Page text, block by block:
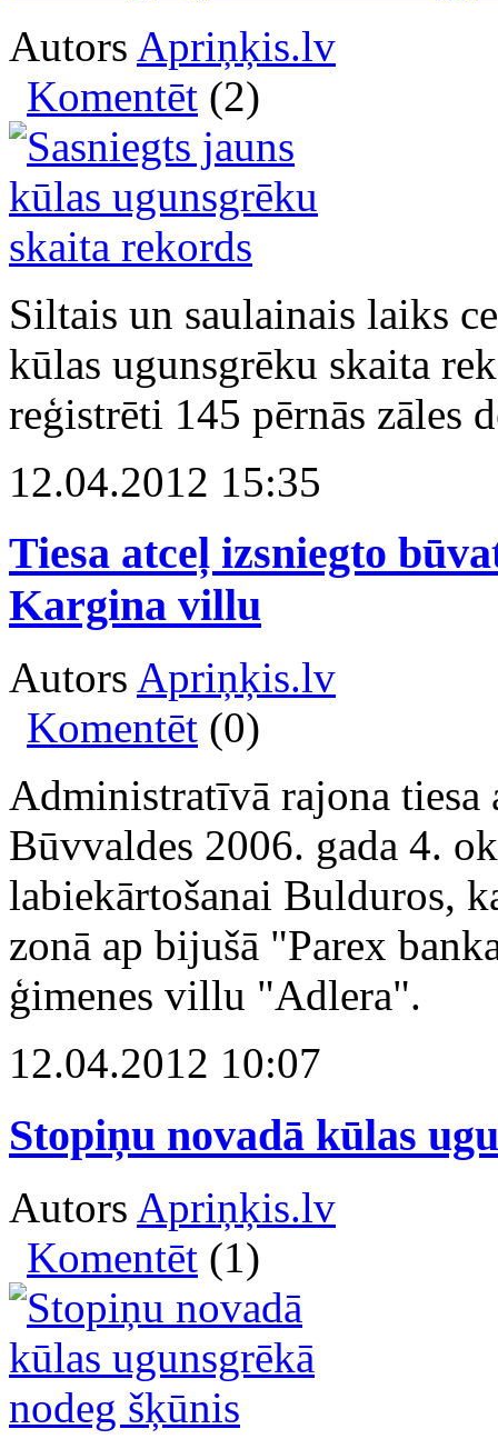
Autors Apriņķis.lv
Komentēt (2)
Siltais un saulainais laiks
kūlas ugunsgrēku skaita
reģistrēti 145 pērnās zāles
12.04.2012 15:35
Tiesa atceļ izsniegto
Kargina villu
Autors Apriņķis.lv
Komentēt (0)
Administratīvā rajona tiesa
Būvvaldes 2006. gada 4.
labiekārtošanai Bulduros,
zonā ap bijušā "Parex
ģimenes villu "Adlera".
12.04.2012 10:07
Stopiņu novadā kūlas
Autors Apriņķis.lv
Komentēt (1)